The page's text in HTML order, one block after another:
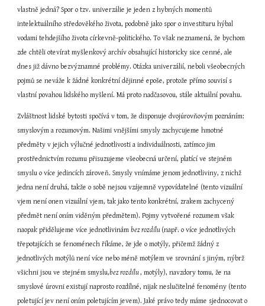
vlastně jedná? Spor o tzv. univerzálie je jeden z hybných momentů
intelektuálního středověkého života, podobně jako spor o investituru hýbal
vodami tehdejšího života církevně-politického. To však neznamená, že bychom
zde chtěli otevírat myšlenkový archív obsahující historicky sice cenné, ale
dnes již dávno bezvýznamné problémy. Otázka univerzálií, neboli všeobecných
pojmů se neváže k žádné konkrétní dějinné epoše, protože přímo souvisí s
vlastní povahou lidského myšlení. Má proto nadčasovou, stále aktuální povahu.
Zvláštnost lidské bytosti spočívá v tom, že disponuje dvojúrovňovým poznáním:
smyslovým a rozumovým. Našimi vnějšími smysly zachycujeme hmotné
předměty v jejich výlučné jednotlivosti a individuálnosti, zatímco jim
prostřednictvím rozumu přisuzujeme všeobecná určení, platící ve stejném
smyslu o více jedincích zároveň. Smysly vnímáme jenom jednotliviny, z nichž
jedna není druhá, takže o sobě nejsou vzájemně vypovídatelné (tento vizuální
vjem není onen vizuální vjem, tak jako tento konkrétní, zrakem zachycený
předmět není oním viděným předmětem). Pojmy vytvořené rozumem však
naopak přidělujeme více jednotlivinám bez rozdílu (např. o více jednotlivých
třepotajících se fenoménech říkáme, že jde o motýly, přičemž žádný z
jednotlivých motýlů není více nebo méně motýlem ve srovnání s jiným, nýbrž
všichni jsou ve stejném smyslu,bez rozdílu , motýly), navzdory tomu, že na
smyslové úrovni existují naprosto rozdílné, nijak neslučitelné fenomény (tento
poletující jev není oním poletujícím jevem). Jaké právo tedy máme sjednocovat o